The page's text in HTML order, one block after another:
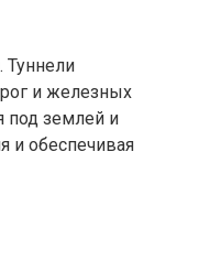
и железных
под землей и
и обеспечивая